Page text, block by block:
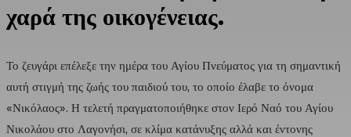
χαρά της οικογένειας.
Το ζευγάρι επέλεξε την ημέρα του Αγίου Πνεύματος για τη σημαντική
αυτή στιγμή της ζωής του παιδιού του, το οποίο έλαβε το όνομα
«Νικόλαος». Η τελετή πραγματοποιήθηκε στον Ιερό Ναό του Αγίου
Νικολάου στο Λαγονήσι, σε κλίμα κατάνυξης αλλά και έντονης